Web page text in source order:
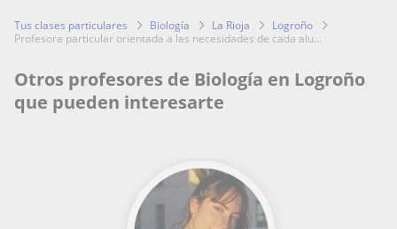
Tus clases particulares Biología La Rioja
Logroño
profesora particular orientada a las necesidades de cada alu...
Otros profesores de Biología en Logroño
que pueden interesarte